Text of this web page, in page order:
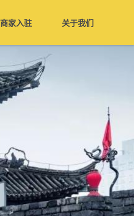
商家入驻 关于我们